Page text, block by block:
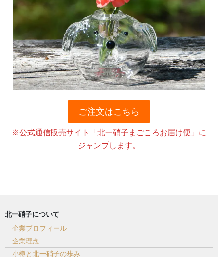
ご注文はこちら
※公式通信販売サイト「北一硝子まごころお届け便」に
ジャンプします。
北一硝子について
企業プロフィール
企業理念
小樽と北一硝子の歩み